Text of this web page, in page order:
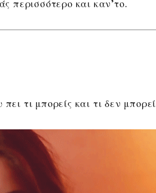
περισσότερο και καν’το.
τι μπορείς και τι δεν